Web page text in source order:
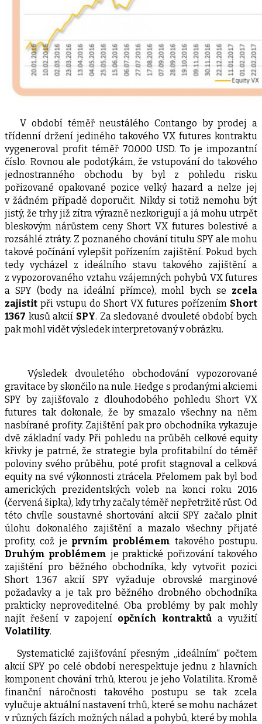
V období téměř neustálého Contango by prodej a
třídenní držení jediného takového VX futures kontraktu
vygeneroval profit téměř 70.000 USD. To je impozantní
číslo. Rovnou ale podotýkám, že vstupování do takového
jednostranného obchodu by byl z pohledu risku
pořizované opakované pozice velký hazard a nelze jej
v žádném případě doporučit. Nikdy si totiž nemohu být
jistý, že trhy již zítra výrazně nezkorigují a já mohu utrpět
bleskovým nárůstem ceny Short VX futures bolestivé a
rozsáhlé ztráty. Z poznaného chování titulu SPY ale mohu
takové počínání vylepšit pořízením zajištění. Pokud bych
tedy vycházel z ideálního stavu takového zajištění a
z vypozorovaného vztahu vzájemných pohybů VX futures
a SPY (body na ideální přímce), mohl bych se zcela
zajistit při vstupu do Short VX futures pořízením Short
1367 kusů akcií SPY. Za sledované dvouleté období bych
pak mohl vidět výsledek interpretovaný v obrázku.
Výsledek dvouletého obchodování vypozorované
gravitace by skončilo na nule. Hedge s prodanými akciemi
SPY by zajišťovalo z dlouhodobého pohledu Short VX
futures tak dokonale, že by smazalo všechny na něm
nasbírané profity. Zajištění pak pro obchodníka vykazuje
dvě základní vady. Při pohledu na průběh celkové equity
křivky je patrné, že strategie byla profitabilní do téměř
poloviny svého průběhu, poté profit stagnoval a celková
equity na své výkonnosti ztrácela. Přelomem pak byl bod
amerických prezidentských voleb na konci roku 2016
(červená šipka), kdy trhy začaly téměř nepřetržitě růst. Od
této chvíle soustavné shortování akcií SPY začalo plnit
úlohu dokonalého zajištění a mazalo všechny přijaté
profity, což je prvním problémem takového postupu.
Druhým problémem je praktické pořizování takového
zajištění pro běžného obchodníka, kdy vytvořit pozici
Short 1.367 akcií SPY vyžaduje obrovské marginové
požadavky a je tak pro běžného drobného obchodníka
prakticky neproveditelné. Oba problémy by pak mohly
najít řešení v zapojení opčních kontraktů a využití
Volatility.
Systematické zajišťování přesným „ideálním“ počtem
akcií SPY po celé období nerespektuje jednu z hlavních
komponent chování trhů, kterou je jeho Volatilita. Kromě
finanční náročnosti takového postupu se tak zcela
vylučuje aktuální nastavení trhů, které se mohu nacházet
v různých fázích možných nálad a pohybů, které by mohla